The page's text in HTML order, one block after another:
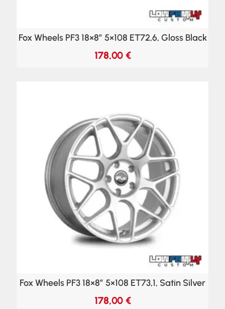
Fox Wheels PF3 18×8″ 5×108 ET72,6, Gloss Black
178,00 €
Fox Wheels PF3 18×8″ 5×108 ET73,1, Satin Silver
178,00 €